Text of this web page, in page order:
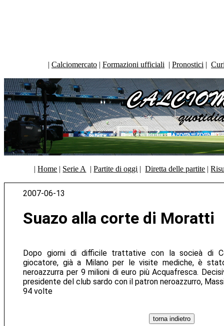
| Calciomercato | Formazioni ufficiali | Pronostici |
|Home | Serie A |Partite di oggi |Diretta delle partite |
2007-06-13
Suazo alla corte di Moratti
Dopo giorni di difficile trattative con la socieà di
giocatore, già a Milano per le visite mediche, è
neroazzurra per 9 milioni di euro più Acquafresca.
presidente del club sardo con il patron neroazzurro,
94 volte